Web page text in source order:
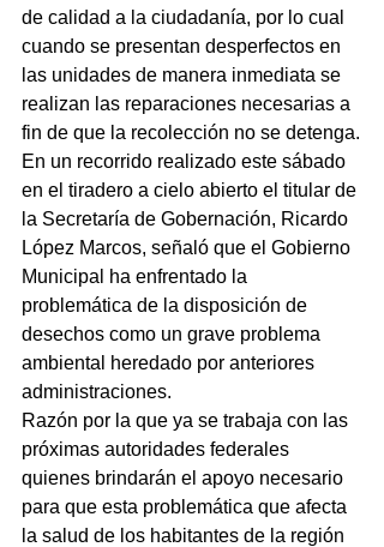
de calidad a la ciudadanía, por lo cual
cuando se presentan desperfectos en
las unidades de manera inmediata se
realizan las reparaciones necesarias a
fin de que la recolección no se detenga.
En un recorrido realizado este sábado
en el tiradero a cielo abierto el titular de
la Secretaría de Gobernación, Ricardo
López Marcos, señaló que el Gobierno
Municipal ha enfrentado la
problemática de la disposición de
desechos como un grave problema
ambiental heredado por anteriores
administraciones.
Razón por la que ya se trabaja con las
próximas autoridades federales
quienes brindarán el apoyo necesario
para que esta problemática que afecta
la salud de los habitantes de la región